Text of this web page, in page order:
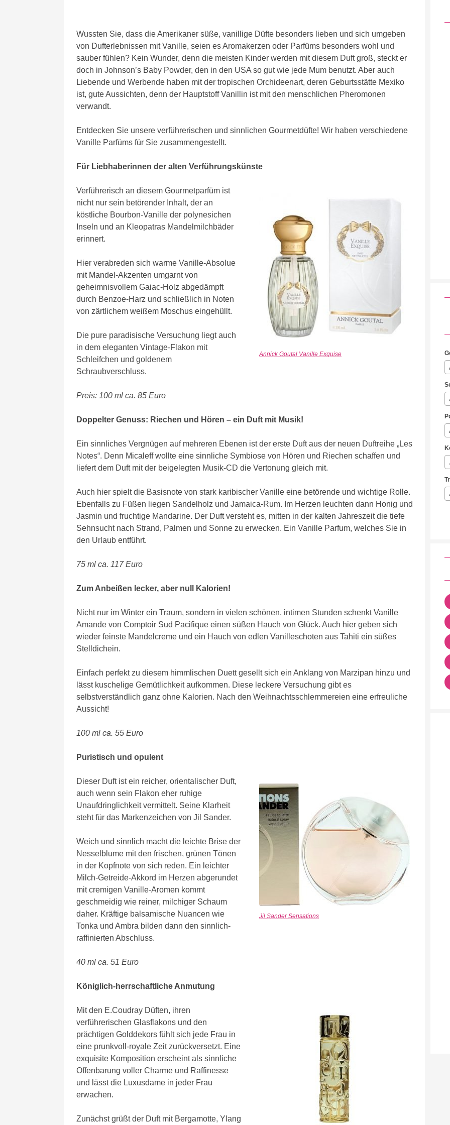
Wussten Sie, dass die Amerikaner süße, vanillige Düfte besonders lieben und sich umgeben
von Dufterlebnissen mit Vanille, seien es Aromakerzen oder Parfüms besonders wohl und
sauber fühlen? Kein Wunder, denn die meisten Kinder werden mit diesem Duft groß, steckt er
doch in Johnson’s Baby Powder, den in den USA so gut wie jede Mum benutzt. Aber auch
Liebende und Werbende haben mit der tropischen Orchideenart, deren Geburtsstätte Mexiko
ist, gute Aussichten, denn der Hauptstoff Vanillin ist mit den menschlichen Pheromonen
verwandt.
Entdecken Sie unsere verführerischen und sinnlichen Gourmetdüfte! Wir haben verschiedene
Vanille Parfüms für Sie zusammengestellt.
Für Liebhaberinnen der alten Verführungskünste
Annick Goutal Vanille Exquise
Verführerisch an diesem Gourmetparfüm ist
nicht nur sein betörender Inhalt, der an
köstliche Bourbon-Vanille der polynesichen
Inseln und an Kleopatras Mandelmilchbäder
erinnert.
Hier verabreden sich warme Vanille-Absolue
mit Mandel-Akzenten umgarnt von
geheimnisvollem Gaiac-Holz abgedämpft
durch Benzoe-Harz und schließlich in Noten
von zärtlichem weißem Moschus eingehüllt.
Die pure paradisische Versuchung liegt auch
in dem eleganten Vintage-Flakon mit
Schleifchen und goldenem
Schraubverschluss.
Preis: 100 ml ca. 85 Euro
Doppelter Genuss: Riechen und Hören – ein Duft mit Musik!
Ein sinnliches Vergnügen auf mehreren Ebenen ist der erste Duft aus der neuen Duftreihe „Les
Notes“. Denn Micaleff wollte eine sinnliche Symbiose von Hören und Riechen schaffen und
liefert dem Duft mit der beigelegten Musik-CD die Vertonung gleich mit.
Auch hier spielt die Basisnote von stark karibischer Vanille eine betörende und wichtige Rolle.
Ebenfalls zu Füßen liegen Sandelholz und Jamaica-Rum. Im Herzen leuchten dann Honig und
Jasmin und fruchtige Mandarine. Der Duft versteht es, mitten in der kalten Jahreszeit die tiefe
Sehnsucht nach Strand, Palmen und Sonne zu erwecken. Ein Vanille Parfum, welches Sie in
den Urlaub entführt.
75 ml ca. 117 Euro
Zum Anbeißen lecker, aber null Kalorien!
Nicht nur im Winter ein Traum, sondern in vielen schönen, intimen Stunden schenkt Vanille
Amande von Comptoir Sud Pacifique einen süßen Hauch von Glück. Auch hier geben sich
wieder feinste Mandelcreme und ein Hauch von edlen Vanilleschoten aus Tahiti ein süßes
Stelldichein.
Einfach perfekt zu diesem himmlischen Duett gesellt sich ein Anklang von Marzipan hinzu und
lässt kuschelige Gemütlichkeit aufkommen. Diese leckere Versuchung gibt es
selbstverständlich ganz ohne Kalorien. Nach den Weihnachtsschlemmereien eine erfreuliche
Aussicht!
100 ml ca. 55 Euro
Puristisch und opulent
Jil Sander Sensations
Dieser Duft ist ein reicher, orientalischer Duft,
auch wenn sein Flakon eher ruhige
Unaufdringlichkeit vermittelt. Seine Klarheit
steht für das Markenzeichen von Jil Sander.
Weich und sinnlich macht die leichte Brise der
Nesselblume mit den frischen, grünen Tönen
in der Kopfnote von sich reden. Ein leichter
Milch-Getreide-Akkord im Herzen abgerundet
mit cremigen Vanille-Aromen kommt
geschmeidig wie reiner, milchiger Schaum
daher. Kräftige balsamische Nuancen wie
Tonka und Ambra bilden dann den sinnlich-
raffinierten Abschluss.
40 ml ca. 51 Euro
Königlich-herrschaftliche Anmutung
Mit den E.Coudray Düften, ihren
verführerischen Glasflakons und den
prächtigen Golddekors fühlt sich jede Frau in
eine prunkvoll-royale Zeit zurückversetzt. Eine
exquisite Komposition erscheint als sinnliche
Offenbarung voller Charme und Raffinesse
und lässt die Luxusdame in jeder Frau
erwachen.
Zunächst grüßt der Duft mit Bergamotte, Ylang